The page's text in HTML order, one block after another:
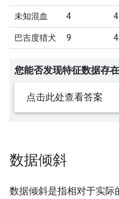
未知混血 4
巴吉度猎犬 9
您能否发现特征数据存
点击此处查看答案
数据倾斜
数据倾斜是指相对于实际